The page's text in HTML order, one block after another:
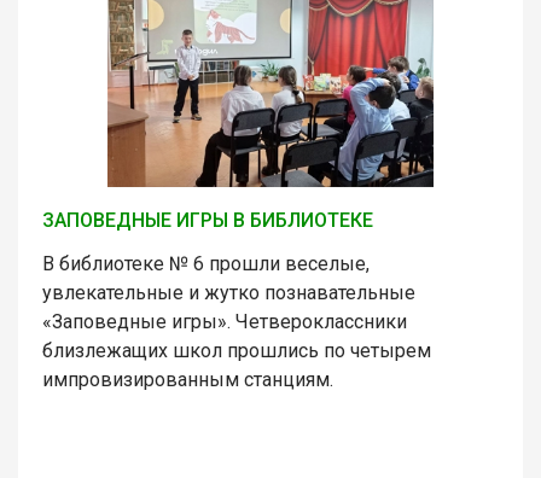
ЗАПОВЕДНЫЕ ИГРЫ В БИБЛИОТЕКЕ
В библиотеке № 6 прошли веселые,
увлекательные и жутко познавательные
«Заповедные игры». Четвероклассники
близлежащих школ прошлись по четырем
импровизированным станциям.